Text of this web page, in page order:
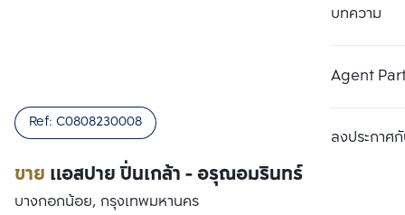
บทความ
Agent
ลงประกาศกั
ขาย แอสปาย ปิ่นเกล้า - อรุณอมรินทร์
Ref: C0808230008
บางกอกน้อย, กรุงเทพมหานคร
เปรียบเทียบ